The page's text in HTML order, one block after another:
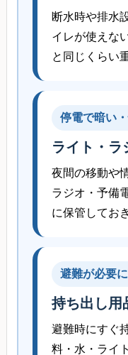
断水時や排水
イレが使えな
と同じくらい
停電で暗い
ライト・ラ
夜間の移動や
ラジオ・予備
に保管してお
避難が必要
持ち出し用
避難時にすぐ
料・水・ライ